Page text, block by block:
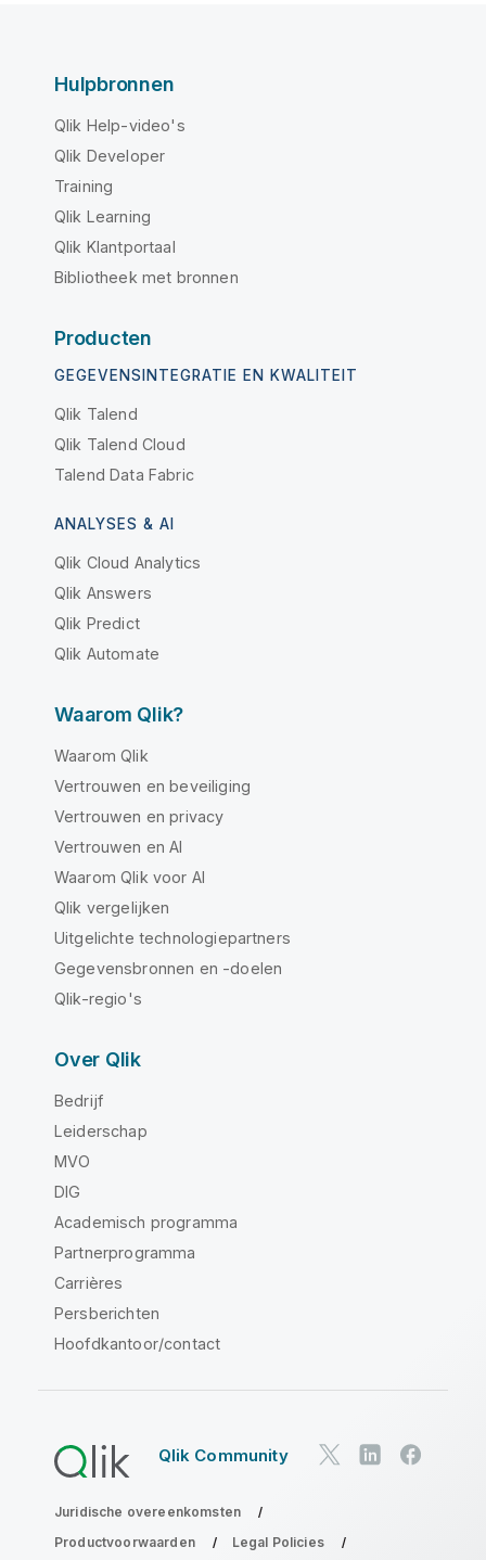
Hulpbronnen
Qlik Help-video's
Qlik Developer
Training
Qlik Learning
Qlik Klantportaal
Bibliotheek met bronnen
Producten
GEGEVENSINTEGRATIE EN KWALITEIT
Qlik Talend
Qlik Talend Cloud
Talend Data Fabric
ANALYSES & AI
Qlik Cloud Analytics
Qlik Answers
Qlik Predict
Qlik Automate
Waarom Qlik?
Waarom Qlik
Vertrouwen en beveiliging
Vertrouwen en privacy
Vertrouwen en AI
Waarom Qlik voor AI
Qlik vergelijken
Uitgelichte technologiepartners
Gegevensbronnen en -doelen
Qlik-regio's
Over Qlik
Bedrijf
Leiderschap
MVO
DIG
Academisch programma
Partnerprogramma
Carrières
Persberichten
Hoofdkantoor/contact
Qlik Community
Juridische overeenkomsten
Productvoorwaarden
Legal Policies